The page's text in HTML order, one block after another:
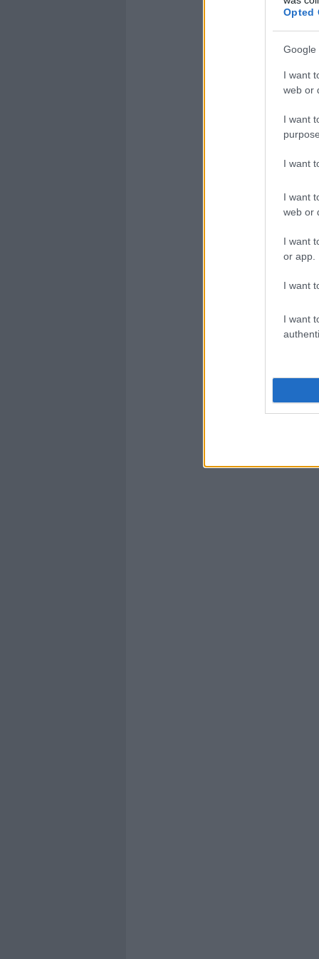
Opted
Google
I want
web or
I want
I want
I want
web or
I want
or app.
I want
I want